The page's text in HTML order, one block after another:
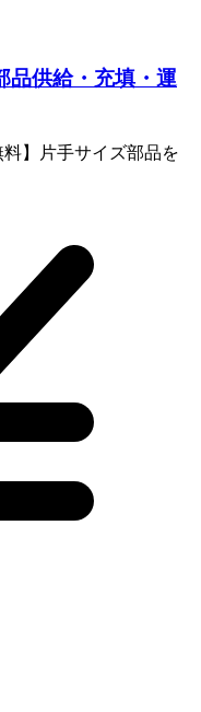
品供給・充填・運
料】片手サイズ部品を